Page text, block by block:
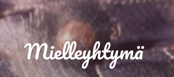
Mielleyhtymä